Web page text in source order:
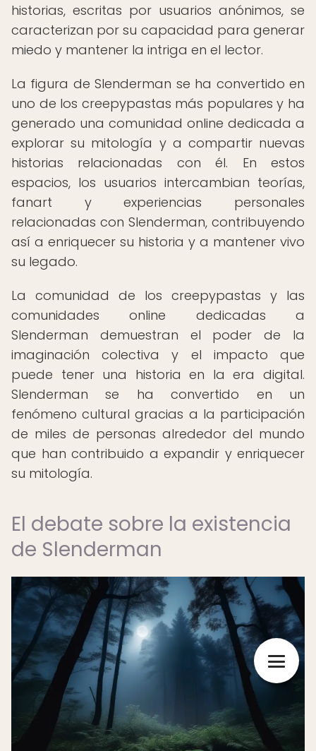
historias, escritas por usuarios anónimos, se
caracterizan por su capacidad para generar
miedo y mantener la intriga en el lector.
La figura de Slenderman se ha convertido en
uno de los creepypastas más populares y ha
generado una comunidad online dedicada a
explorar su mitología y a compartir nuevas
historias relacionadas con él. En estos
espacios, los usuarios intercambian teorías,
fanart y experiencias personales
relacionadas con Slenderman, contribuyendo
así a enriquecer su historia y a mantener vivo
su legado.
La comunidad de los creepypastas y las
comunidades online dedicadas a
Slenderman demuestran el poder de la
imaginación colectiva y el impacto que
puede tener una historia en la era digital.
Slenderman se ha convertido en un
fenómeno cultural gracias a la participación
de miles de personas alrededor del mundo
que han contribuido a expandir y enriquecer
su mitología.
El debate sobre la existencia
de Slenderman